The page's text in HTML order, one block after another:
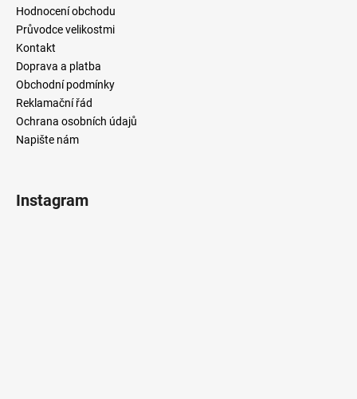
Hodnocení obchodu
Průvodce velikostmi
Kontakt
Doprava a platba
Obchodní podmínky
Reklamační řád
Ochrana osobních údajů
Napište nám
Instagram